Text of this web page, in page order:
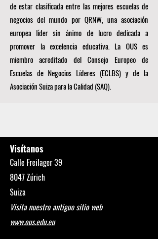
de estar clasificada entre las mejores escuelas de
negocios del mundo por QRNW, unaasociación
europea líder sin ánimo de lucro dedicada a
promover la excelencia educativa. La OUS es
miembro acreditado delConsejo Europeo de
Escuelas de Negocios Líderes (ECLBS) y de la
Asociación Suiza para la Calidad (SAQ).
Visítanos
Calle Freilager 39
8047 Zúrich
Suiza
Visita nuestro antiguo sitio web
www.ous.edu.eu